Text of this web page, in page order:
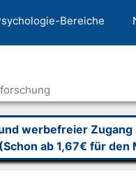
Bereiche
werbefreier Zugang
ab 1,67€ für den